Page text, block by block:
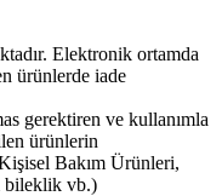
Elektronik ortamda
ürünlerde iade
gerektiren ve kullanımla
ürünlerin
Bakım Ürünleri,
bileklik vb.)